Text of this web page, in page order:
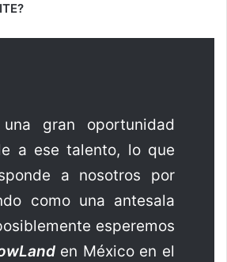
gran oportunidad
a ese talento, lo que
a nosotros por
como una antesala
esperemos
en México en el